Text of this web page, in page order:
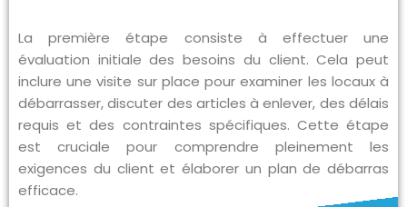
La première étape consiste à effectuer une
évaluation initiale des besoins du client. Cela peut
inclure une visite sur place pour examiner les locaux à
débarrasser, discuter des articles à enlever, des délais
requis et des contraintes spécifiques. Cette étape
est cruciale pour comprendre pleinement les
exigences du client et élaborer un plan de débarras
efficace.